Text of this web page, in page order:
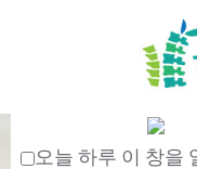
오늘 하루 이 창을